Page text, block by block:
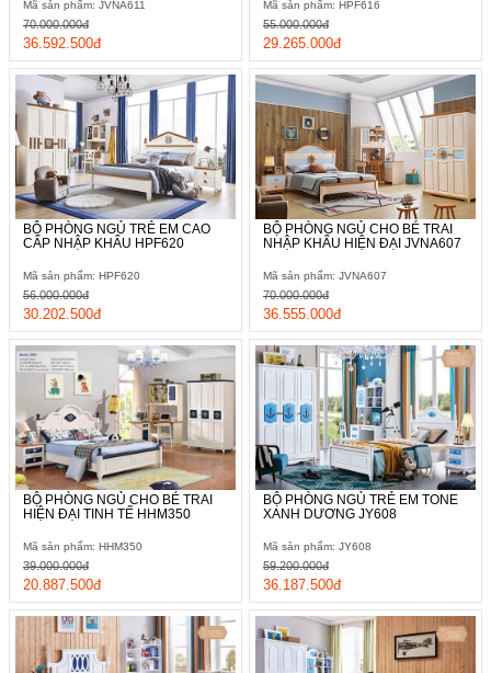
Mã sản phẩm: JVNA611
36.592.500đ
70.000.000đ
Mã sản phẩm: HPF616
29.265.000đ
55.000.000đ
BỘ PHÒNG NGỦ TRẺ EM CAO
CẤP NHẬP KHẨU HPF620
Mã sản phẩm: HPF620
30.202.500đ
56.000.000đ
BỘ PHÒNG NGỦ CHO BÉ TRAI
NHẬP KHẨU HIỆN ĐẠI JVNA607
Mã sản phẩm: JVNA607
36.555.000đ
70.000.000đ
BỘ PHÒNG NGỦ CHO BÉ TRAI
HIỆN ĐẠI TINH TẾ HHM350
Mã sản phẩm: HHM350
20.887.500đ
39.000.000đ
BỘ PHÒNG NGỦ TRẺ EM TONE
XANH DƯƠNG JY608
Mã sản phẩm: JY608
36.187.500đ
59.200.000đ